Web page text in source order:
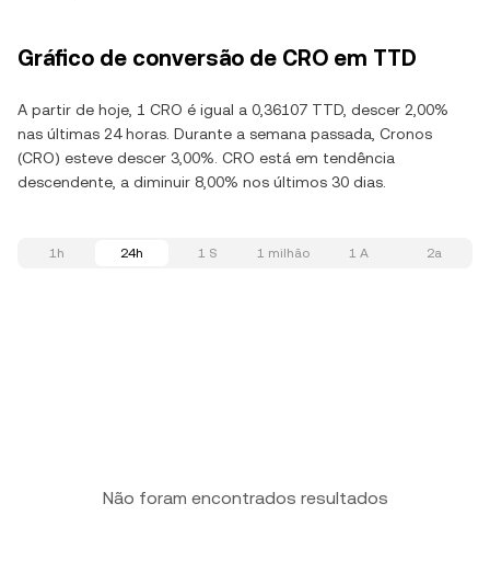
Gráfico de conversão de CRO em TTD
A partir de hoje, 1 CRO é igual a 0,36107 TTD, descer 2,00%
nas últimas 24 horas. Durante a semana passada, Cronos
(CRO) esteve descer 3,00%. CRO está em tendência
descendente, a diminuir 8,00% nos últimos 30 dias.
1h 24h 1 S 1 milhão 1 A 2a
Não foram encontrados resultados